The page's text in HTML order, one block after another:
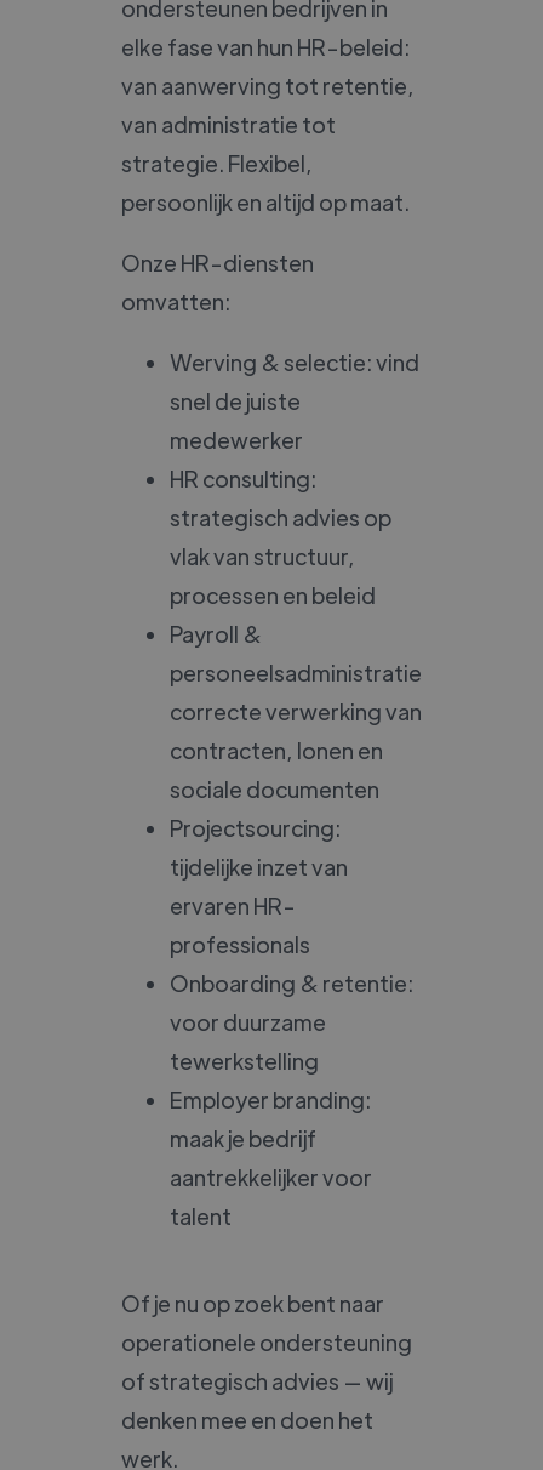
ondersteunen bedrijven in
elke fase van hun HR-beleid:
van aanwerving tot retentie,
van administratie tot
strategie. Flexibel,
persoonlijk en altijd op maat.
Onze HR-diensten
omvatten:
Werving & selectie: vind
snel de juiste
medewerker
HR consulting:
strategisch advies op
vlak van structuur,
processen en beleid
Payroll &
personeelsadministratie:
correcte verwerking van
contracten, lonen en
sociale documenten
Projectsourcing:
tijdelijke inzet van
ervaren HR-
professionals
Onboarding & retentie:
voor duurzame
tewerkstelling
Employer branding:
maak je bedrijf
aantrekkelijker voor
talent
Of je nu op zoek bent naar
operationele ondersteuning
of strategisch advies — wij
denken mee en doen het
werk.